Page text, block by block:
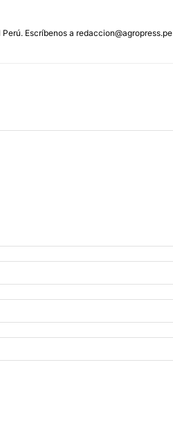
Escríbenos a redaccion@agropress.pe